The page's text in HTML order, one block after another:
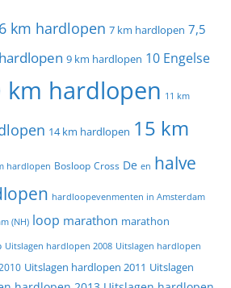
6 km hardlopen 7 km hardlopen 7,5
9 km hardlopen 10 Engelse
km hardlopen 11 km
14 km hardlopen 15 km
hardlopen Bosloop Cross De en halve
hardloopevenmenten in Amsterdam
(NH) loop marathon marathon
Uitslagen hardlopen 2008 Uitslagen hardlopen
Uitslagen hardlopen 2011 Uitslagen